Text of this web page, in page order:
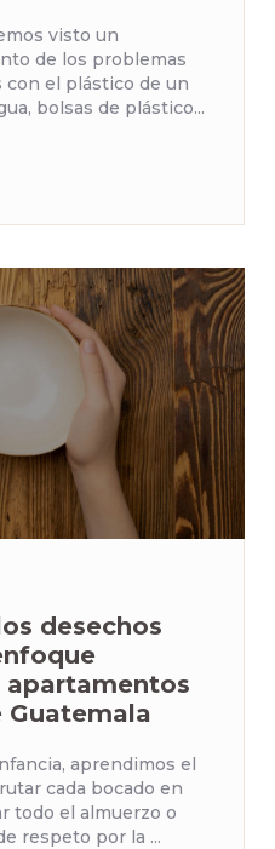
visto un
de los problemas
con el plástico de un
bolsas de plástico...
desechos
apartamentos
Guatemala
aprendimos el
cada bocado en
todo el almuerzo o
respeto por la ...